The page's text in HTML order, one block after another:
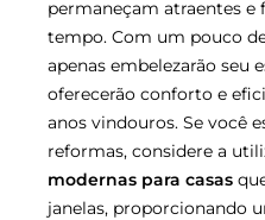
permaneçam atraentes
tempo. Com um pouco
apenas embelezarão seu
oferecerão conforto e
anos vindouros. Se você
reformas, considere a
modernas para casas
janelas, proporcionando